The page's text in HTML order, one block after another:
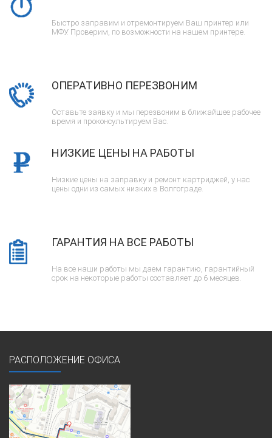
Быстро заправим и отремонтируем Ваш принтер или
МФУ. Проверим, по возможности на нашем принтере.
ОПЕРАТИВНО ПЕРЕЗВОНИМ
Оставьте заявку и мы перезвоним в ближайшее рабочее
время и проконсультируем Вас.
НИЗКИЕ ЦЕНЫ НА РАБОТЫ
Низкие цены на заправку и ремонт картриджей, у нас
цены одни из самых низких в Волгограде.
ГАРАНТИЯ НА ВСЕ РАБОТЫ
На все наши работы мы даем гарантию, гарантийный
срок на некоторые работы составляет до 6 месяцев.
РАСПОЛОЖЕНИЕ ОФИСА